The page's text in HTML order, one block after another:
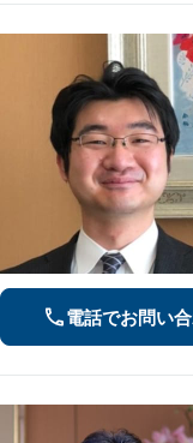
電話でお問い